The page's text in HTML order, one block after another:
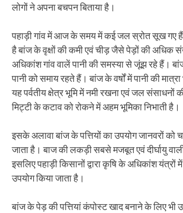
लोगों ने अपना बचपन बिताया है।
पहाड़ी गांव में आज के समय में कई जल स्रोत सूख गए
है बांज के वृक्षों की कमी एवं चीड़ जैसे पेड़ों की अधिक
अधिकांश गांव वालें पानी की समस्या से जूंझ रहे हैं।
पानी को समाय रहते हैं। बांज के वर्षों में पानी की
यह पर्वतीय क्षेत्र भूमि में नमी रखना एवं जल संसाधनों
मिट्टी के कटाव को रोकने में अहम भूमिका निभाती है।
इसके अलावा बांज के पत्तियों का उपयोग जानवरों को
जाता है। बाज की लकड़ी सबसे मजबूत एवं दीर्घायु
इसलिए पहाड़ी किसानों द्वारा कृषि के अधिकांश
उपयोग किया जाता है।
बांज के पेड़ की पत्तियां कंपोस्ट खाद बनाने के लिए भी